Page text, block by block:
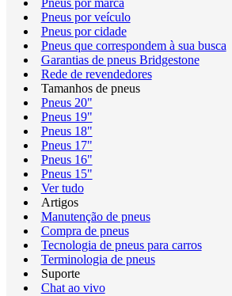
Pneus por marca
Pneus por veículo
Pneus por cidade
Pneus que correspondem à sua busca
Garantias de pneus Bridgestone
Rede de revendedores
Tamanhos de pneus
Pneus 20"
Pneus 19"
Pneus 18"
Pneus 17"
Pneus 16"
Pneus 15"
Ver tudo
Artigos
Manutenção de pneus
Compra de pneus
Tecnologia de pneus para carros
Terminologia de pneus
Suporte
Chat ao vivo